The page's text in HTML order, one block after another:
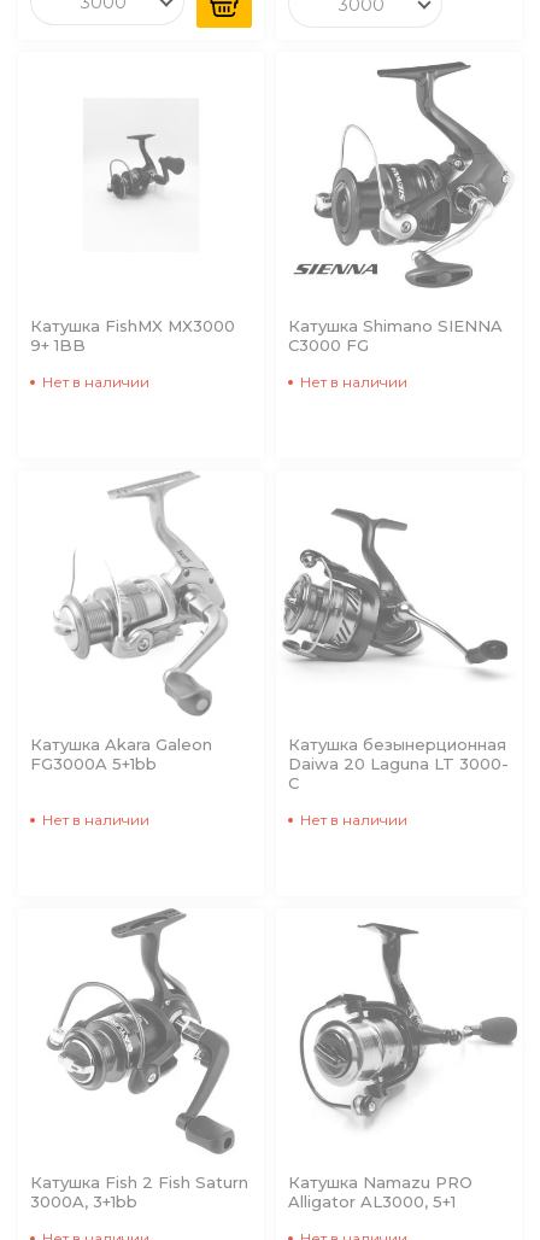
3000
Катушка FishMX MX3000
9+ 1BB
Нет в наличии
Катушка Shimano SIENNA
C3000 FG
Нет в наличии
Катушка Akara Galeon
FG3000A 5+1bb
Нет в наличии
Катушка безынерционная
Daiwa 20 Laguna LT 3000-
C
Нет в наличии
Катушка Fish 2 Fish Saturn
3000A, 3+1bb
Катушка Namazu PRO
Alligator AL3000, 5+1